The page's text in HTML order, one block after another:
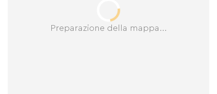
Preparazione della mappa...